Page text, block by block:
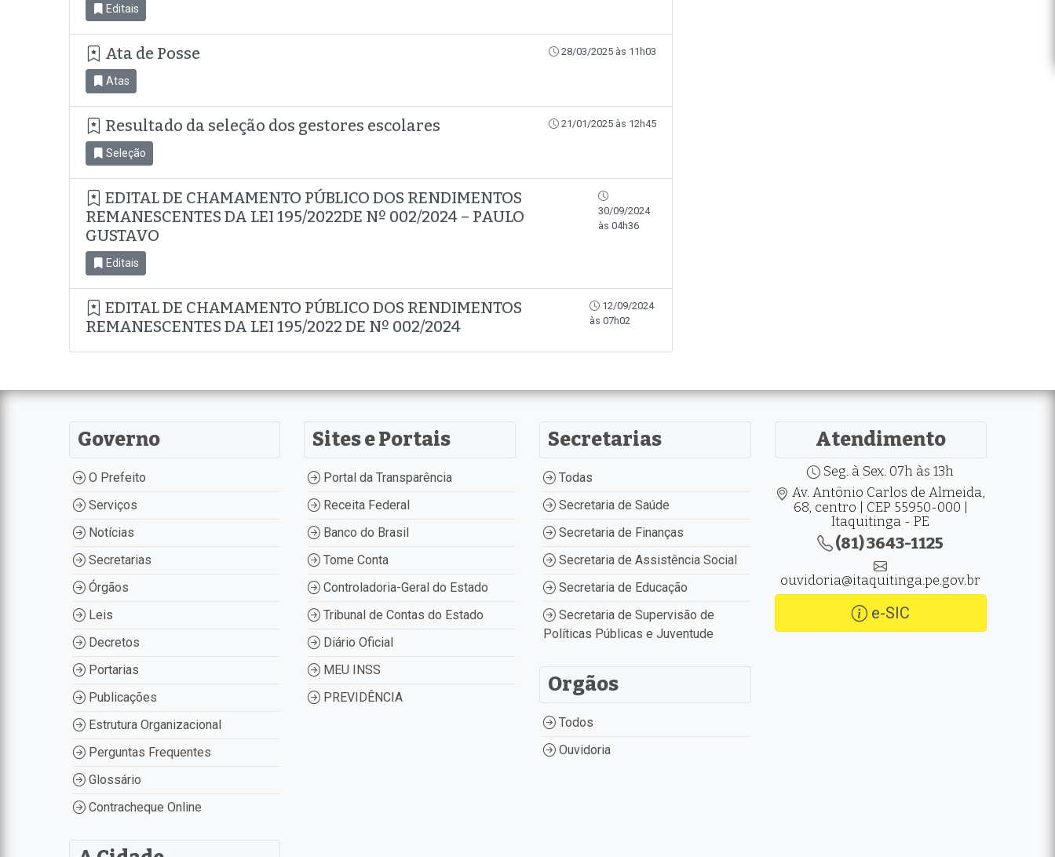
Editais
Ata de Posse 28/03/2025 às 11h03
Atas
Resultado da seleção dos gestores escolares 21/01/2025 às 12h45
Seleção
EDITAL DE CHAMAMENTO PÚBLICO DOS RENDIMENTOS
REMANESCENTES DA LEI 195/2022DE Nº 002/2024 – PAULO
GUSTAVO
30/09/2024
às 04h36
Editais
EDITAL DE CHAMAMENTO PÚBLICO DOS RENDIMENTOS
REMANESCENTES DA LEI 195/2022 DE Nº 002/2024
12/09/2024
às 07h02
Governo
O Prefeito
Serviços
Notícias
Secretarias
Órgãos
Leis
Decretos
Portarias
Publicações
Estrutura Organizacional
Perguntas Frequentes
Glossário
Contracheque Online
Sites e Portais
Portal da Transparência
Receita Federal
Banco do Brasil
Tome Conta
Controladoria-Geral do Estado
Tribunal de Contas do Estado
Diário Oficial
MEU INSS
PREVIDÊNCIA
Secretarias
Todas
Secretaria de Saúde
Secretaria de Finanças
Secretaria de Assistência Social
Secretaria de Educação
Secretaria de Supervisão de
Políticas Públicas e Juventude
Orgãos
Todos
Ouvidoria
Atendimento
Seg. à Sex. 07h às 13h
Av. Antônio Carlos de Almeida,
68, centro | CEP 55950-000 |
Itaquitinga - PE
(81) 3643-1125
ouvidoria@itaquitinga.pe.gov.br
e-SIC